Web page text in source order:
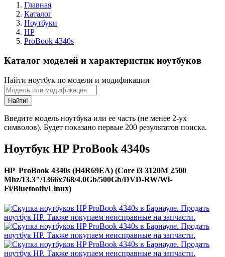
Главная
Каталог
Ноутбуки
HP
ProBook 4340s
Каталог моделей и характеристик ноутбуков
Найти ноутбук по модели и модификации
Найти!
Введите модель ноутбука или ее часть (не менее 2-ух
символов). Будет показано первые 200 результатов поиска.
Ноутбук HP ProBook 4340s
HP ProBook 4340s (H4R69EA) (Core i3 3120M 2500
Mhz/13.3"/1366x768/4.0Gb/500Gb/DVD-RW/Wi-
Fi/Bluetooth/Linux)